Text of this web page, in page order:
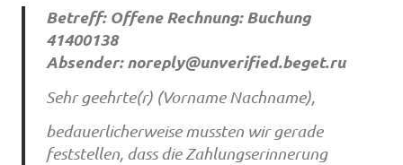
Betreff: Offene Rechnung: Buchung
41400138
Absender:noreply@unverified.beget.ru
Sehr geehrte(r) (Vorname Nachname),
bedauerlicherweise mussten wir gerade
feststellen, dass die Zahlungserinnerung